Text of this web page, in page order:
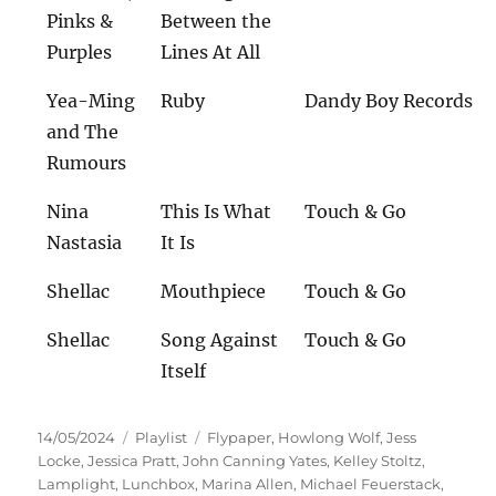
Pinks &
Purples
Between the
Lines At All
Yea-Ming
and The
Rumours
Ruby Dandy Boy Records
Nina
Nastasia
This Is What
It Is
Touch & Go
Shellac Mouthpiece Touch & Go
Shellac
Song Against
Itself
Touch & Go
Veröffentlicht
am
14/05/2024 Kategorien
Playlist Schlagwörter
Flypaper, Howlong Wolf,Jess
Locke,Jessica Pratt,John Canning Yates, Kelley Stoltz,
Lamplight, Lunchbox, Marina Allen, Michael Feuerstack,